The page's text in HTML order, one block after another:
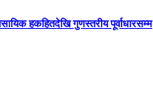
हकहितदेखि गुणस्तरीय पूर्वाधारसम्म